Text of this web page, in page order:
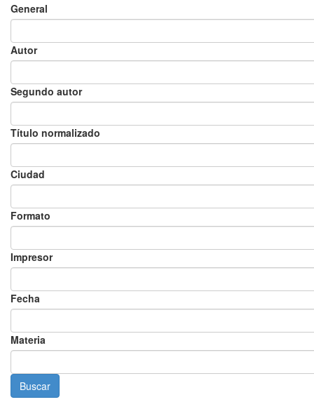
General
Autor
Segundo autor
Título normalizado
Ciudad
Formato
Impresor
Fecha
Materia